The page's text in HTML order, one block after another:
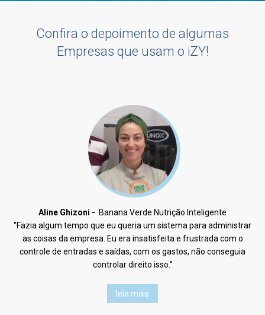
Confira o depoimento de algumas
Empresas que usam o iZY!
Aline Ghizoni - Banana Verde Nutrição Inteligente
"Fazia algum tempo que eu queria um sistema para administrar
as coisas da empresa. Eu era insatisfeita e frustrada com o
controle de entradas e saídas, com os gastos, não conseguia
controlar direito isso.”
leia mais